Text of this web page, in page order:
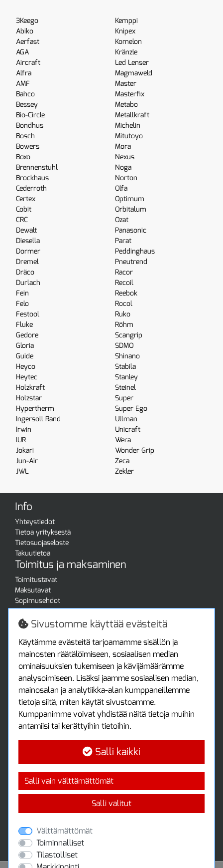
3Keego
Abiko
Aerfast
AGA
Aircraft
Alfra
AMF
Bahco
Bessey
Bio-Circle
Bondhus
Bosch
Bowers
Boxo
Brennenstuhl
Brockhaus
Cederroth
Certex
Cobit
CRC
Dewalt
Diesella
Dormer
Dremel
Dräco
Durlach
Fein
Felo
Festool
Fluke
Gedore
Gloria
Guide
Heyco
Heytec
Holzkraft
Holzstar
Hypertherm
Ingersoll Rand
Irwin
IUR
Jokari
Jun-Air
JWL
Kemppi
Knipex
Komelon
Kränzle
Led Lenser
Magmaweld
Master
Masterfix
Metabo
Metallkraft
Michelin
Mitutoyo
Mora
Nexus
Noga
Norton
Olfa
Optimum
Orbitalum
Ozat
Panasonic
Parat
Peddinghaus
Pneutrend
Racor
Recoil
Reebok
Rocol
Ruko
Röhm
Scangrip
SDMO
Shinano
Stabila
Stanley
Steinel
Super
Super Ego
Ullman
Unicraft
Wera
Wonder Grip
Zeca
Zekler
Info
Yhteystiedot
Tietoa yrityksestä
Tietosuojaseloste
Takuutietoa
Toimitus ja maksaminen
Toimitustavat
Maksutavat
Sopimusehdot
Turvallista ostamista
Jälleenmyyjille
Tax free / verovapaa myynti
Asiakastilini
Asiakastili
Luo tili
Kirjaudu sisään
Ota yhteyttä
Protools Oy
Tuottajankatu 13
Uutiskirje
Tilaa maksuton uutiskirjeemme
Sivustomme käyttää evästeitä
Käytämme evästeitä tarjoamamme sisällön ja
mainosten räätälöimiseen, sosiaalisen median
ominaisuuksien tukemiseen ja kävijämäärämme
analysoimiseen. Lisäksi jaamme sosiaalisen median,
mainosalan ja analytiikka-alan kumppaneillemme
tietoja siitä, miten käytät sivustoamme.
Kumppanimme voivat yhdistää näitä tietoja muihin
antamiisi tai kerättyihin tietoihin.
Salli kaikki
Salli vain välttämättömät
Salli valitut
Välttämättömät
Toiminnalliset
Tilastolliset